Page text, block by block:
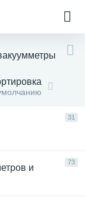
31
73
и